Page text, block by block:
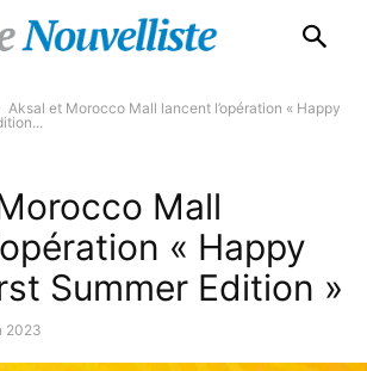
Aksal et Morocco Mall lancent l’opération « Happy
Mall
« Happy
Summer Edition »
2023